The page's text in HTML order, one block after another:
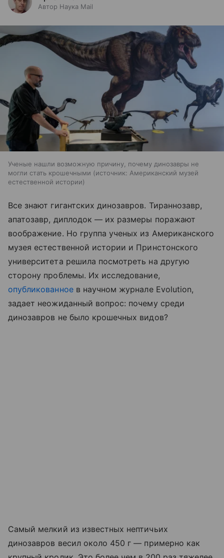
Автор Наука Mail
Ученые нашли возможную причину, почему динозавры не
могли стать крошечными
источник: Американский музей
естественной истории
Все знают гигантских динозавров. Тираннозавр,
апатозавр, диплодок — их размеры поражают
воображение. Но группа ученых из Американского
музея естественной истории и Принстонского
университета решила посмотреть на другую
сторону проблемы. Их исследование,
опубликованноев научном журнале Evolution,
задает неожиданный вопрос: почему среди
динозавров не было крошечных видов?
Самый мелкий из известных нептичьих
динозавров весил около 450 г — примерно как